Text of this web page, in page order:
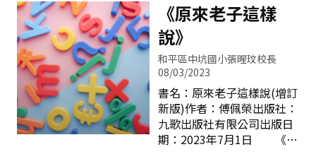
先生皆在瑞典擔任教職，吳
媛媛是瑞典達拉納大學中文
講師。長期浸淫於北歐文化
中，北歐社會文化帶來的每
一個省思和開悟，都是以台
灣為出發點。 這本書會
顛覆我們對國文課的想法，
讓課堂多了一點想像與可能
性。在臺灣身為一位國文老
師真是幸福，資源豐沛，訓
《原來老子這樣
說》
和平區中坑國小張暒玟校長
08/03/2023
書名：原來老子這樣說(增訂
新版)作者：傅佩榮出版社：
九歌出版社有限公司出版日
期：2023年7月1日 《老